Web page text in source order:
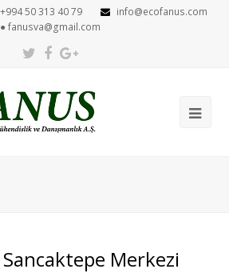
50 313 40 79
info@ecofanus.com
● fanusva@gmail.com
Twitter
Facebook
Google
Merkezi